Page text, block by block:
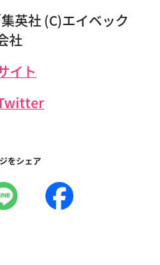
英社 (C)エイベック
社
イト
をシェア